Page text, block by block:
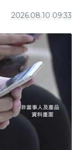
2026.08.10 09:33